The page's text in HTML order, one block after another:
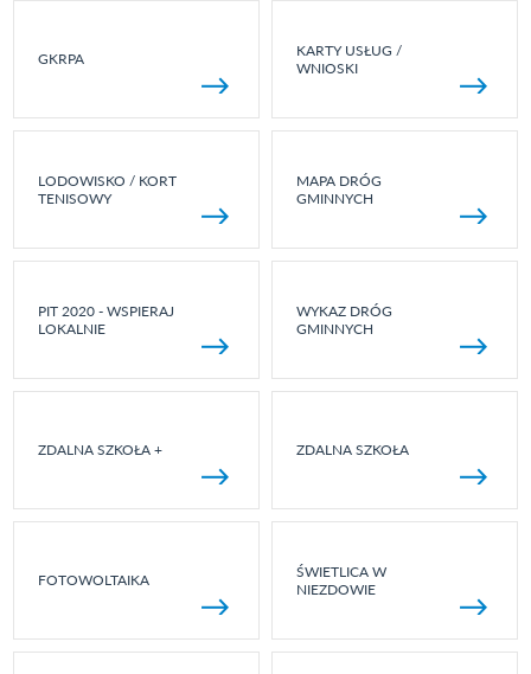
GKRPA
KARTY USŁUG /
WNIOSKI
LODOWISKO / KORT
TENISOWY
MAPA DRÓG
GMINNYCH
PIT 2020 - WSPIERAJ
LOKALNIE
WYKAZ DRÓG
GMINNYCH
ZDALNA SZKOŁA + ZDALNA SZKOŁA
FOTOWOLTAIKA
ŚWIETLICA W
NIEZDOWIE